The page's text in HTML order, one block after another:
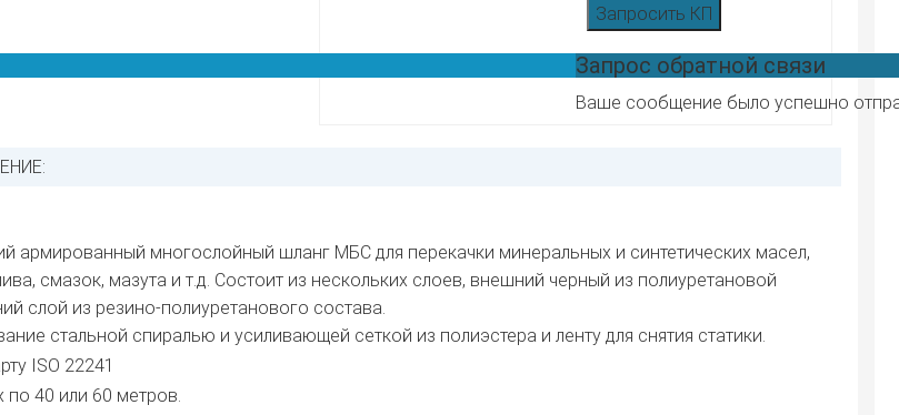
Запросить КП
Запрос обратной связи
Ваше сообщение было успешно
армированный многослойный шланг МБС для перекачки минеральных и синтетических масел,
смазок, мазута и т.д. Состоит из нескольких слоев, внешний черный из полиуретановой
слой из резино-полиуретанового состава.
стальной спиралью и усиливающей сеткой из полиэстера и ленту для снятия статики.
ISO 22241
по 40 или 60 метров.